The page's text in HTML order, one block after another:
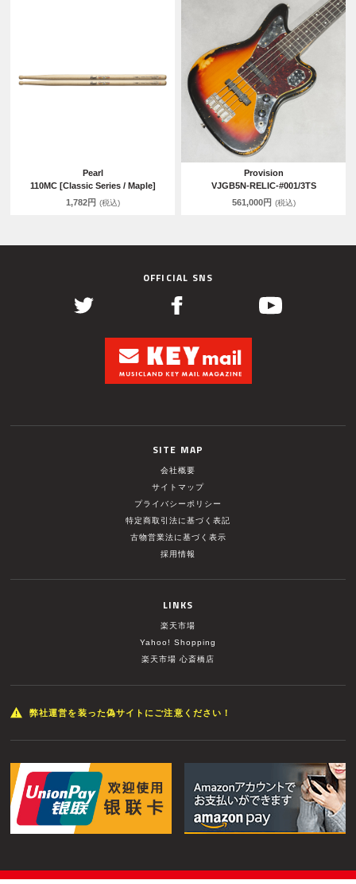
Pearl
110MC [Classic Series / Maple]
1,782円 (税込)
Provision
VJGB5N-RELIC-#001/3TS
561,000円 (税込)
OFFICIAL SNS
SITE MAP
会社概要
サイトマップ
プライバシーポリシー
特定商取引法に基づく表記
古物営業法に基づく表示
採用情報
LINKS
楽天市場
Yahoo! Shopping
楽天市場 心斎橋店
弊社運営を装った偽サイトにご注意ください！